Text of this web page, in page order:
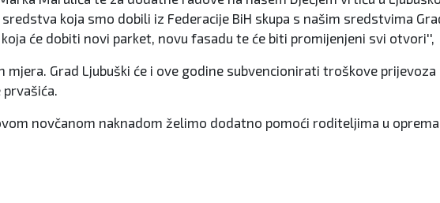
koja smo dobili iz Federacije BiH skupa s našim sredstvima
će dobiti novi parket, novu fasadu te će biti promijenjeni svi otvori'',
Grad Ljubuški će i ove godine subvencionirati troškove
novčanom naknadom želimo dodatno pomoći roditeljima u